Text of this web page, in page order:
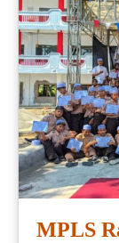
MPLS